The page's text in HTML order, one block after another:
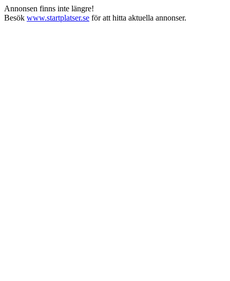
Annonsen finns inte längre!
Besök www.startplatser.se för att hitta aktuella annonser.